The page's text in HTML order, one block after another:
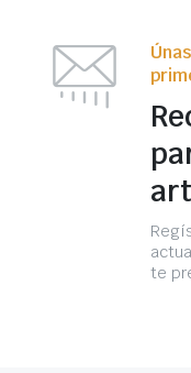
te